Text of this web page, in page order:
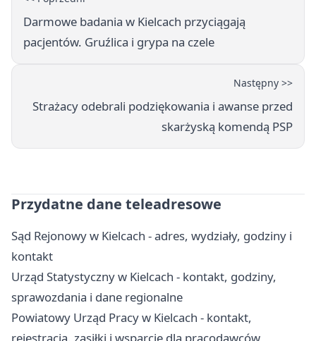
Darmowe badania w Kielcach przyciągają
pacjentów. Gruźlica i grypa na czele
Następny >>
Strażacy odebrali podziękowania i awanse przed
skarżyską komendą PSP
Przydatne dane teleadresowe
Sąd Rejonowy w Kielcach - adres, wydziały, godziny i
kontakt
Urząd Statystyczny w Kielcach - kontakt, godziny,
sprawozdania i dane regionalne
Powiatowy Urząd Pracy w Kielcach - kontakt,
rejestracja, zasiłki i wsparcie dla pracodawców